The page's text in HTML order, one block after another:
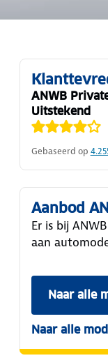
ANWB
Uitstekend
Gebaseerd op
Aanbod
Er is bij
aan
Naar alle
Naar alle